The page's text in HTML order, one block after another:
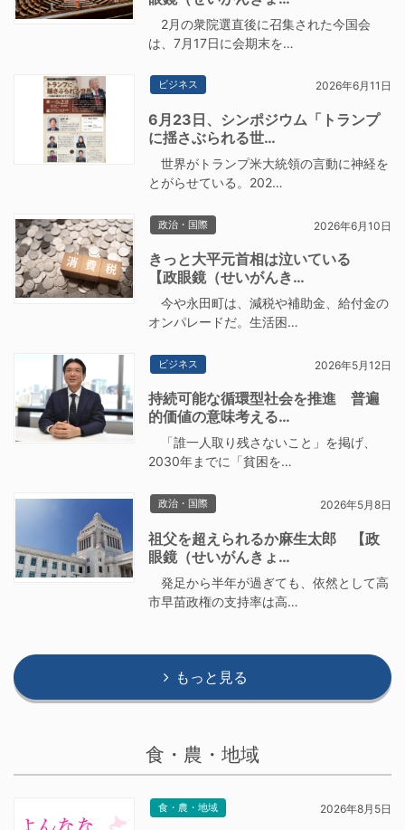
2月の衆院選直後に召集された今国会
は、7月17日に会期末を…
ビジネス 2026年6月11日
6月23日、シンポジウム「トランプ
に揺さぶられる世…
世界がトランプ米大統領の言動に神経を
とがらせている。202…
政治・国際 2026年6月10日
きっと大平元首相は泣いている
【政眼鏡（せいがんき…
今や永田町は、減税や補助金、給付金の
オンパレードだ。生活困…
ビジネス 2026年5月12日
持続可能な循環型社会を推進 普遍
的価値の意味考える…
「誰一人取り残さないこと」を掲げ、
2030年までに「貧困を…
政治・国際 2026年5月8日
祖父を超えられるか麻生太郎 【政
眼鏡（せいがんきょ…
発足から半年が過ぎても、依然として高
市早苗政権の支持率は高…
もっと見る
食・農・地域
食・農・地域 2026年8月5日